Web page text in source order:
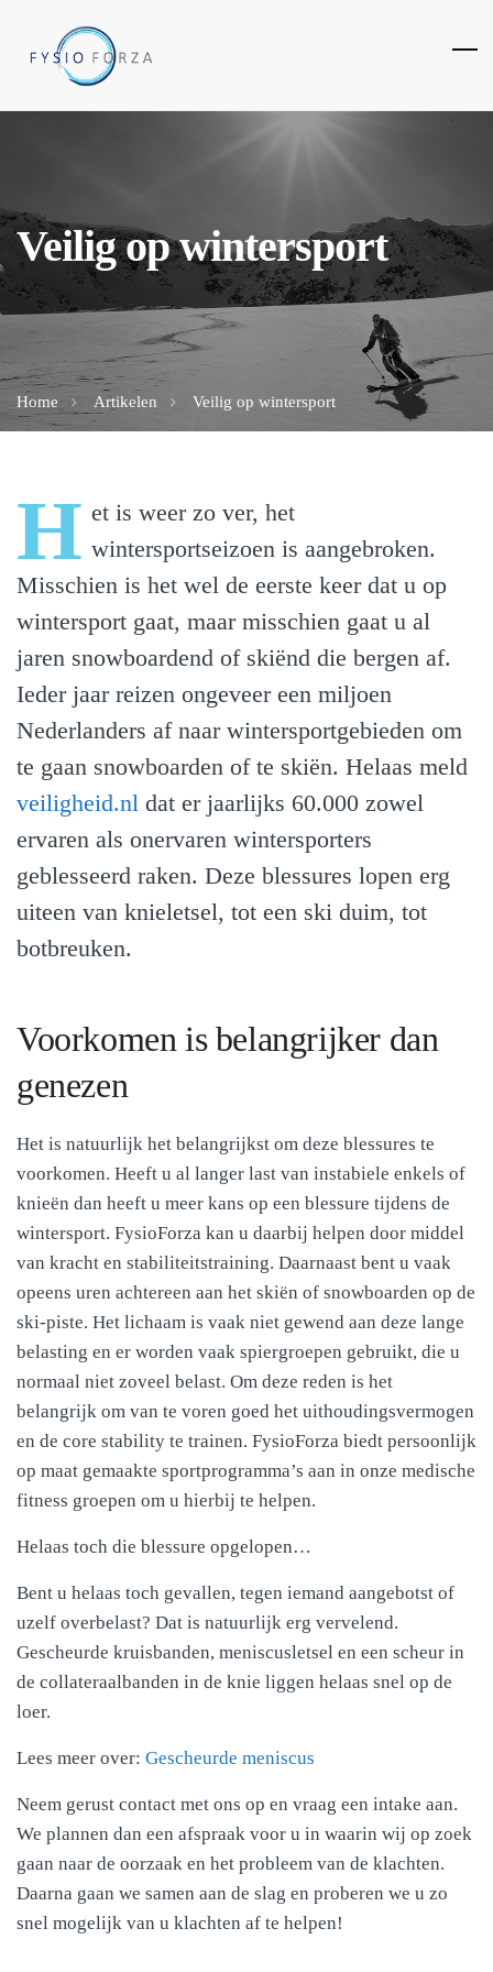
Veilig op wintersport
Home Artikelen Veilig op wintersport
H et is weer zo ver, het
wintersportseizoen is aangebroken.
Misschien is het wel de eerste keer dat u op
wintersport gaat, maar misschien gaat u al
jaren snowboardend of skiënd die bergen af.
Ieder jaar reizen ongeveer een miljoen
Nederlanders af naar wintersportgebieden om
te gaan snowboarden of te skiën. Helaas meld
veiligheid.nl dat er jaarlijks 60.000 zowel
ervaren als onervaren wintersporters
geblesseerd raken. Deze blessures lopen erg
uiteen van knieletsel, tot een ski duim, tot
botbreuken.
Voorkomen is belangrijker dan
genezen
Het is natuurlijk het belangrijkst om deze blessures te
voorkomen. Heeft u al langer last van instabiele enkels of
knieën dan heeft u meer kans op een blessure tijdens de
wintersport. FysioForza kan u daarbij helpen door middel
van kracht en stabiliteitstraining. Daarnaast bent u vaak
opeens uren achtereen aan het skiën of snowboarden op de
ski-piste. Het lichaam is vaak niet gewend aan deze lange
belasting en er worden vaak spiergroepen gebruikt, die u
normaal niet zoveel belast. Om deze reden is het
belangrijk om van te voren goed het uithoudingsvermogen
en de core stability te trainen. FysioForza biedt persoonlijk
op maat gemaakte sportprogramma’s aan in onze medische
fitness groepen om u hierbij te helpen.
Helaas toch die blessure opgelopen…
Bent u helaas toch gevallen, tegen iemand aangebotst of
uzelf overbelast? Dat is natuurlijk erg vervelend.
Gescheurde kruisbanden, meniscusletsel en een scheur in
de collateraalbanden in de knie liggen helaas snel op de
loer.
Lees meer over: Gescheurde meniscus
Neem gerust contact met ons op en vraag een intake aan.
We plannen dan een afspraak voor u in waarin wij op zoek
gaan naar de oorzaak en het probleem van de klachten.
Daarna gaan we samen aan de slag en proberen we u zo
snel mogelijk van u klachten af te helpen!